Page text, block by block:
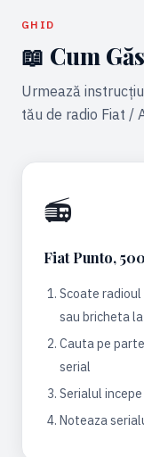
GHID
📖 Cum
Urmează
tău de radio Fiat /
📻
Fiat Punto,
Scoate
sau bricheta
Cauta pe
serial
Serialul incepe
Noteaza